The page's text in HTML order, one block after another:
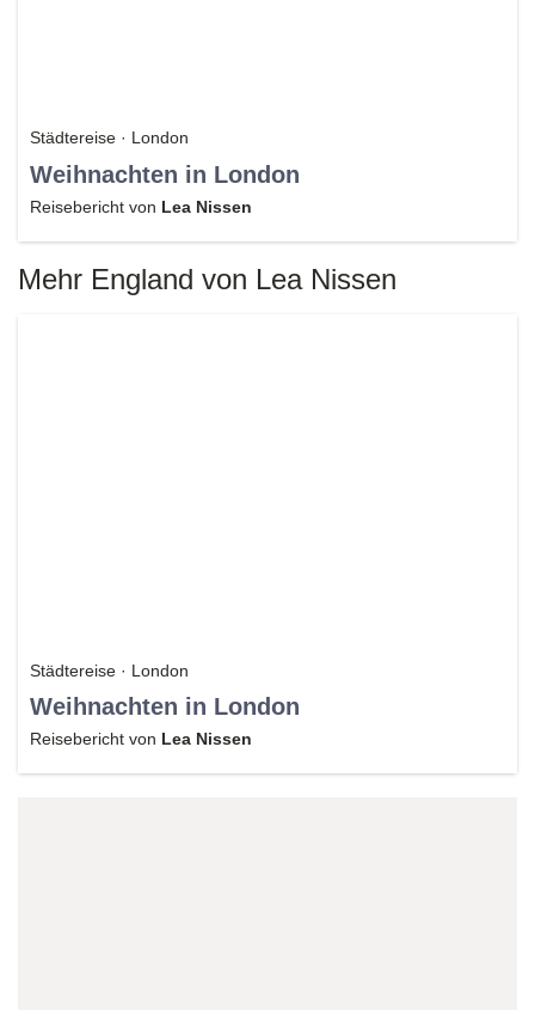
Städtereise · London
Weihnachten in London
Reisebericht von Lea Nissen
Mehr England von Lea Nissen
Städtereise · London
Weihnachten in London
Reisebericht von Lea Nissen